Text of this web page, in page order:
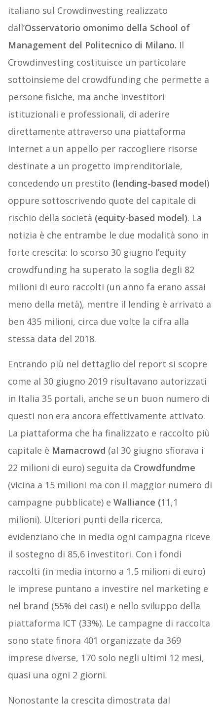
italiano sul Crowdinvesting realizzato
dall’Osservatorio omonimo della School of
Management del Politecnico di Milano. Il
Crowdinvesting costituisce un particolare
sottoinsieme del crowdfunding che permette a
persone fisiche, ma anche investitori
istituzionali e professionali, di aderire
direttamente attraverso una piattaforma
Internet a un appello per raccogliere risorse
destinate a un progetto imprenditoriale,
concedendo un prestito (lending-based model)
oppure sottoscrivendo quote del capitale di
rischio della società (equity-based model). La
notizia è che entrambe le due modalità sono in
forte crescita: lo scorso 30 giugno l’equity
crowdfunding ha superato la soglia degli 82
milioni di euro raccolti (un anno fa erano assai
meno della metà), mentre il lending è arrivato a
ben 435 milioni, circa due volte la cifra alla
stessa data del 2018.
Entrando più nel dettaglio del report si scopre
come al 30 giugno 2019 risultavano autorizzati
in Italia 35 portali, anche se un buon numero di
questi non era ancora effettivamente attivato.
La piattaforma che ha finalizzato e raccolto più
capitale è Mamacrowd (al 30 giugno sfiorava i
22 milioni di euro) seguita da Crowdfundme
(vicina a 15 milioni ma con il maggior numero di
campagne pubblicate) e Walliance (11,1
milioni). Ulteriori punti della ricerca,
evidenziano che in media ogni campagna riceve
il sostegno di 85,6 investitori. Con i fondi
raccolti (in media intorno a 1,5 milioni di euro)
le imprese puntano a investire nel marketing e
nel brand (55% dei casi) e nello sviluppo della
piattaforma ICT (33%). Le campagne di raccolta
sono state finora 401 organizzate da 369
imprese diverse, 170 solo negli ultimi 12 mesi,
quasi una ogni 2 giorni.
Nonostante la crescita dimostrata dal